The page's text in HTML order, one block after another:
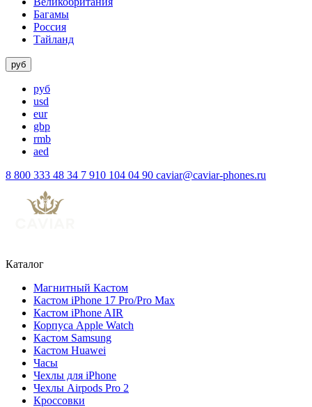
Багамы
Россия
Тайланд
руб
руб
usd
eur
gbp
rmb
aed
8 800 333 48 34 7 910 104 04 90 caviar@caviar-phones.ru
Каталог
Магнитный Кастом
Кастом iPhone 17 Pro/Pro Max
Кастом iPhone AIR
Корпуса Apple Watch
Кастом Samsung
Кастом Huawei
Часы
Чехлы для iPhone
Чехлы Airpods Pro 2
Кроссовки